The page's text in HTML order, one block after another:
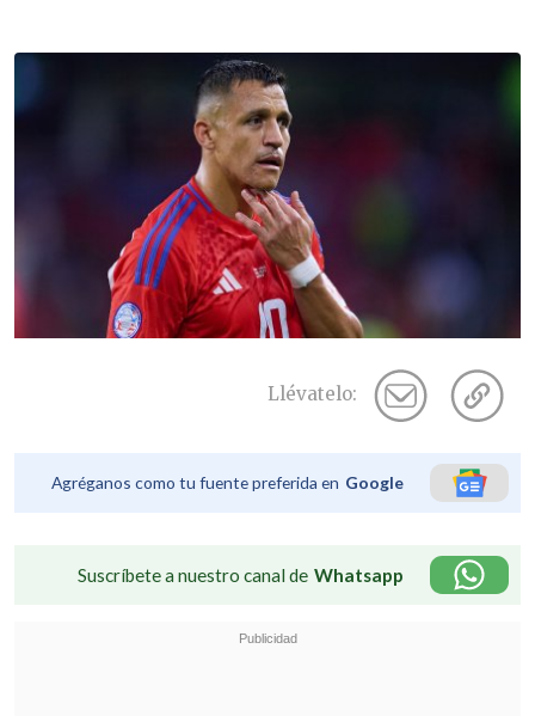
Llévatelo:
Agréganos como tu fuente preferida en Google
Suscríbete a nuestro canal de Whatsapp